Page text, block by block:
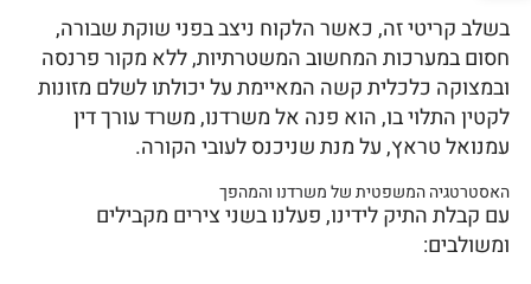
בשלב קריטי זה, כאשר הלקוח ניצב בפני שוקת שבורה,
חסום במערכות המחשוב המשטרתיות, ללא מקור פרנסה
ובמצוקה כלכלית קשה המאיימת על יכולתו לשלם מזונות
לקטין התלוי בו, הוא פנה אל משרדנו, משרד עורך דין
עמנואל טראץ, על מנת שניכנס לעובי הקורה.
האסטרטגיה המשפטית של משרדנו והמהפך
עם קבלת התיק לידינו, פעלנו בשני צירים מקבילים
ומשולבים: